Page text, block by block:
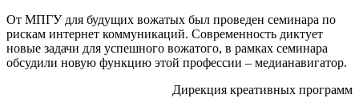
От МПГУ для будущих вожатых был проведен семинара по
рискам интернет коммуникаций. Современность диктует
новые задачи для успешного вожатого, в рамках семинара
обсудили новую функцию этой профессии – медианавигатор.
Дирекция креативных программ